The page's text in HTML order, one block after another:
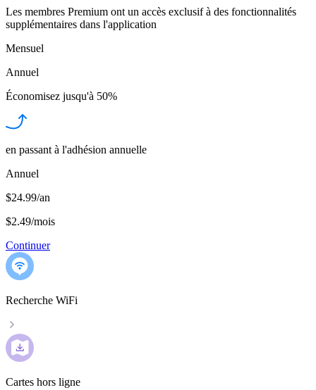
Les membres Premium ont un accès exclusif à des fonctionnalités
supplémentaires dans l'application
Mensuel
Annuel
Économisez jusqu'à 50%
en passant à l'adhésion annuelle
Annuel
$24.99/an
$2.49/mois
Continuer
Recherche WiFi
Cartes hors ligne